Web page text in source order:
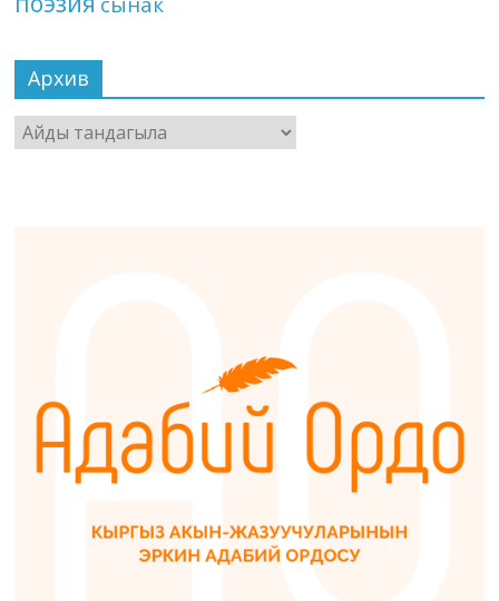
Архив
Архив